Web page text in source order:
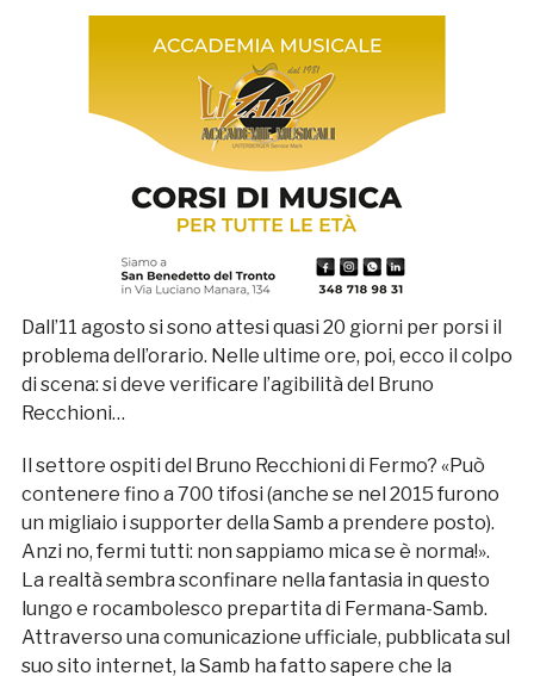
Dall’11 agosto si sono attesi quasi 20 giorni per porsi il
problema dell’orario. Nelle ultime ore, poi, ecco il colpo
di scena: si deve verificare l’agibilità del Bruno
Recchioni…
Il settore ospiti del Bruno Recchioni di Fermo? «Può
contenere fino a 700 tifosi (anche se nel 2015 furono
un migliaio i supporter della Samb a prendere posto).
Anzi no, fermi tutti: non sappiamo mica se è norma!».
La realtà sembra sconfinare nella fantasia in questo
lungo e rocambolesco prepartita di Fermana-Samb.
Attraverso una comunicazione ufficiale, pubblicata sul
suo sito internet, la Samb ha fatto sapere che la